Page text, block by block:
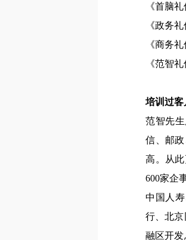
《首脑
《政务
《商务
《范智
培训过客
范智先
信、邮
高。从
600家企
中国人
行、北
融区开